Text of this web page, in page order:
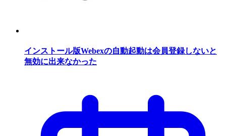
インストール版Webexの自動起動は会員登録しないと
無効に出来なかった